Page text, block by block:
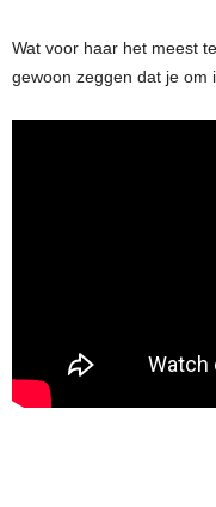
Wat voor haar het meest
gewoon zeggen dat je om